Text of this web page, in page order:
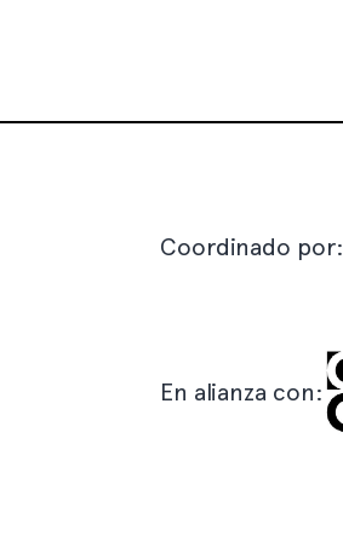
Coordinado por:
En alianza con: